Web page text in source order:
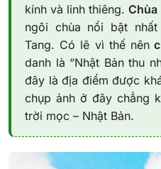
kính và linh thiêng.Chùa
ngôi chùa nổi bật
Tang. Có lẽ vì thế nên
danh là “Nhật Bản thu
đây là địa điểm được
chụp ảnh ở đây chẳng
trời mọc – Nhật Bản.